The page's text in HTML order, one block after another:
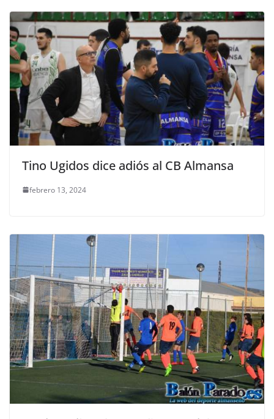
Tino Ugidos dice adiós al CB Almansa
febrero 13, 2024